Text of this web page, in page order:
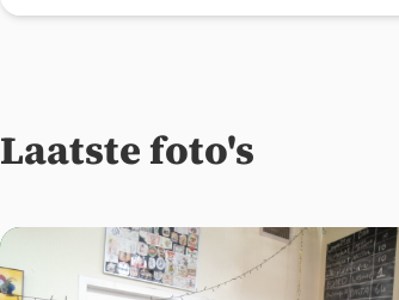
Laatste foto's